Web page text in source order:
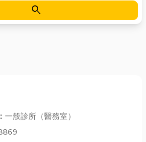
search
一般診所（醫務室）